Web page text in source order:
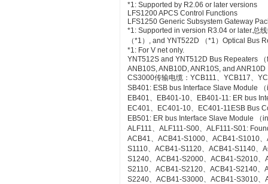
*1: Supported by R2.06 or later versions
LFS1200 APCS Control Functions
LFS1250 Generic Subsystem Gateway
*1: Supported in version R3.04 or later.总
（*1）, and YNT522D （*1）Optical Bus
*1: For V net only.
YNT512S and YNT512D Bus Repeaters
ANB10S, ANB10D, ANR10S, and
CS3000传输电缆：YCB111、YCB117、
SB401: ESB bus Interface Slave Module
EB401、EB401-10、EB401-11: ER bus
EC401、EC401-10、EC401-11ESB Bus
EB501: ER bus Interface Slave Module （
ALF111、ALF111-S00、ALF111-S01:
ACB41、ACB41-S1000、ACB41-S1010
S1110、ACB41-S1120、ACB41-S1140
S1240、ACB41-S2000、ACB41-S2010
S2110、ACB41-S2120、ACB41-S2140
S2240、ACB41-S3000、ACB41-S3010